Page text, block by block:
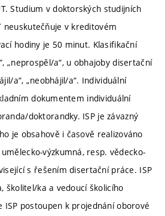
Studium v doktorských studijních
neuskutečňuje v kreditovém
hodiny je 50 minut. Klasifikační
„neprospěl/a“, u obhajoby disertační
a“, „neobhájil/a“. Individuální
dokumentem individuální
doktorandky. ISP je závazný
je obsahově i časově realizováno
výzkumná, resp. vědecko-
s řešením disertační práce. ISP
školitel/ka a vedoucí školicího
ISP postoupen k projednání oborové